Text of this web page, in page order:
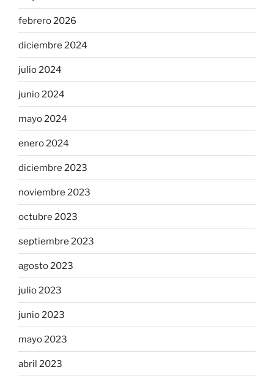
febrero 2026
diciembre 2024
julio 2024
junio 2024
mayo 2024
enero 2024
diciembre 2023
noviembre 2023
octubre 2023
septiembre 2023
agosto 2023
julio 2023
junio 2023
mayo 2023
abril 2023